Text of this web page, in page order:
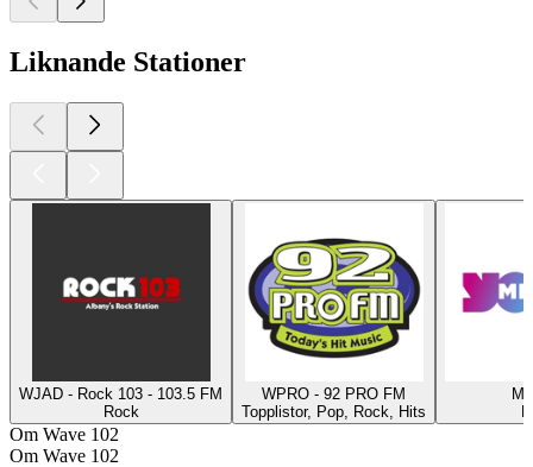
Liknande Stationer
WJAD - Rock 103 - 103.5 FM
Rock
WPRO - 92 PRO FM
Topplistor, Pop, Rock, Hits
Om Wave 102
Om Wave 102